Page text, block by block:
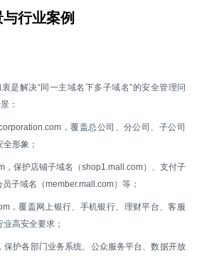
行业案例
是解决“同一主域名下多子域名”的安全管理问
：
，覆盖总公司、分公司、子公司
形象；
，保护店铺子域名（shop1.mall.com）、支付子
子域名（member.mall.com）等；
，覆盖网上银行、手机银行、理财平台、客服
高安全要求；
保护各部门业务系统、公众服务平台、数据开放